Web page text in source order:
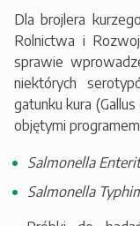
Dla brojlera
Rolnictwa i
sprawie
niektórych
gatunku kura
objętymi
Salmonella
Salmonella